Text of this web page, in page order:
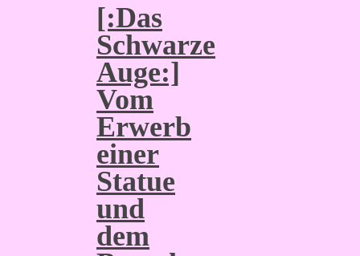
[:Das
Schwarze
Auge:]
Vom
Erwerb
einer
Statue
und
dem